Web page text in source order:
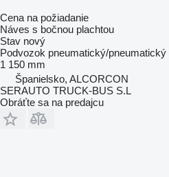
Cena na požiadanie
Náves s bočnou plachtou
Stav nový
Podvozok pneumatický/pneumatický
1 150 mm
Španielsko, ALCORCON
SERAUTO TRUCK-BUS S.L
Obráťte sa na predajcu